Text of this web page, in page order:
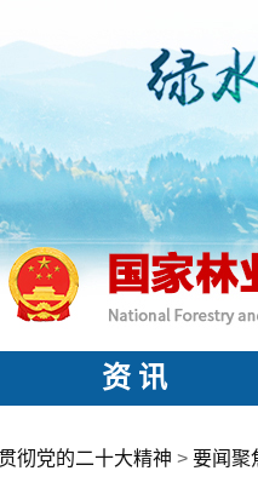
资 讯
彻党的二十大精神 > 要闻聚